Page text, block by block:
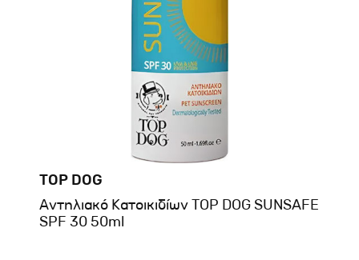
TOP DOG
Αντηλιακό Κατοικιδίων TOP DOG SUNSAFE
SPF 30 50ml